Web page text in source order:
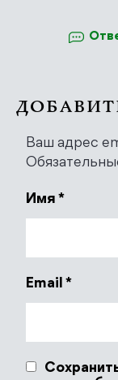
Ваш адрес
Имя *
Email *